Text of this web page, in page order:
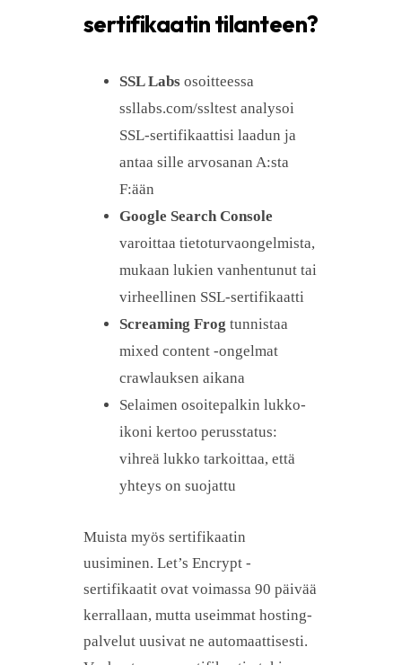
sertifikaatin tilanteen?
SSL Labs osoitteessa
ssllabs.com/ssltest analysoi
SSL-sertifikaattisi laadun ja
antaa sille arvosanan A:sta
F:ään
Google Search Console
varoittaa tietoturvaongelmista,
mukaan lukien vanhentunut tai
virheellinen SSL-sertifikaatti
Screaming Frog tunnistaa
mixed content -ongelmat
crawlauksen aikana
Selaimen osoitepalkin lukko-
ikoni kertoo perusstatus:
vihreä lukko tarkoittaa, että
yhteys on suojattu
Muista myös sertifikaatin
uusiminen. Let’s Encrypt -
sertifikaatit ovat voimassa 90 päivää
kerrallaan, mutta useimmat hosting-
palvelut uusivat ne automaattisesti.